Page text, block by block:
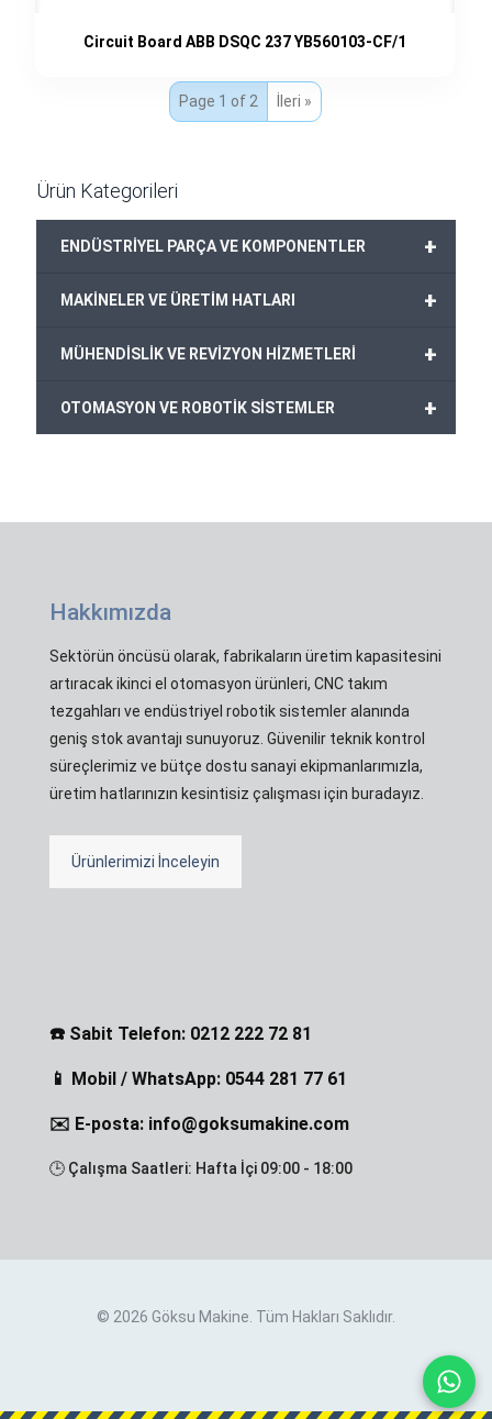
Circuit Board ABB DSQC 237 YB560103-CF/1
Page 1 of 2 İleri »
Ürün Kategorileri
+
ENDÜSTRİYEL PARÇA VE KOMPONENTLER
+
MAKİNELER VE ÜRETİM HATLARI
+
MÜHENDİSLİK VE REVİZYON HİZMETLERİ
+
OTOMASYON VE ROBOTİK SİSTEMLER
Hakkımızda
Sektörün öncüsü olarak, fabrikaların üretim kapasitesini
artıracak ikinci el otomasyon ürünleri, CNC takım
tezgahları ve endüstriyel robotik sistemler alanında
geniş stok avantajı sunuyoruz. Güvenilir teknik kontrol
süreçlerimiz ve bütçe dostu sanayi ekipmanlarımızla,
üretim hatlarınızın kesintisiz çalışması için buradayız.
Ürünlerimizi İnceleyin
☎️ Sabit Telefon: 0212 222 72 81
📱 Mobil / WhatsApp: 0544 281 77 61
✉️ E-posta: info@goksumakine.com
🕒 Çalışma Saatleri: Hafta İçi 09:00 - 18:00